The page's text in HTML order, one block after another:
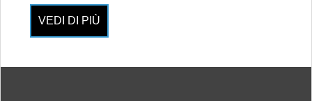
VEDI DI PIÙ